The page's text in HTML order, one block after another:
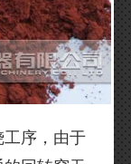
序，由于